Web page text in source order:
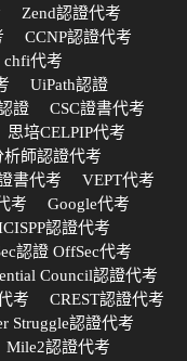
Zend認證代考
CCNP認證代考
chfi代考
UiPath認證
證
CSC證書代考
思培CELPIP代考
析師認證代考
書代考
VEPT代考
考
Google代考
認證代考
認證 OffSec代考
Council認證代考
考
CREST認證代考
Struggle認證代考
Mile2認證代考